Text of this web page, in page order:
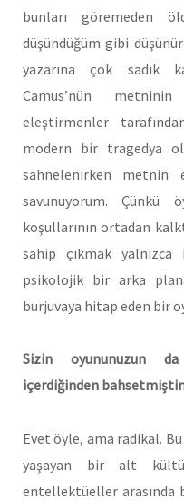
bunları göremeden
düşündüğüm gibi
yazarına çok sadık
Camus’nün
eleştirmenler
modern bir tragedya
sahnelenirken metnin
savunuyorum. Çünkü
koşullarının ortadan
sahip çıkmak
psikolojik bir arka
burjuvaya hitap eden bir
Sizin oyununuzun
içerdiğinden
Evet öyle, ama radikal.
yaşayan bir alt
entellektüeller arasında